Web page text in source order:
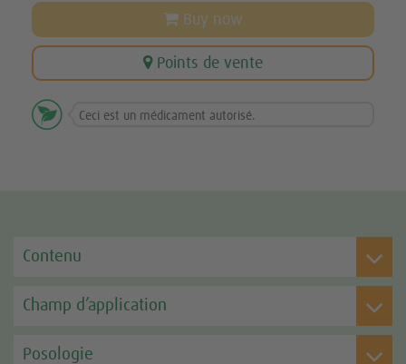
Buy now
Points de vente
 Ceci est un médicament autorisé.
Contenu
Champ d’application
Posologie